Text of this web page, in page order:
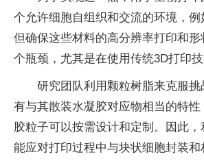
个允许细胞自组织和交流的环境，例
但确保这些材料的高分辨率打印和
个瓶颈，尤其是在使用传统3D打印技
研究团队利用颗粒树脂来克服挑
有与其散装水凝胶对应物相当的特
胶粒子可以按需设计和定制。因此
能应对打印过程中与块状细胞封装